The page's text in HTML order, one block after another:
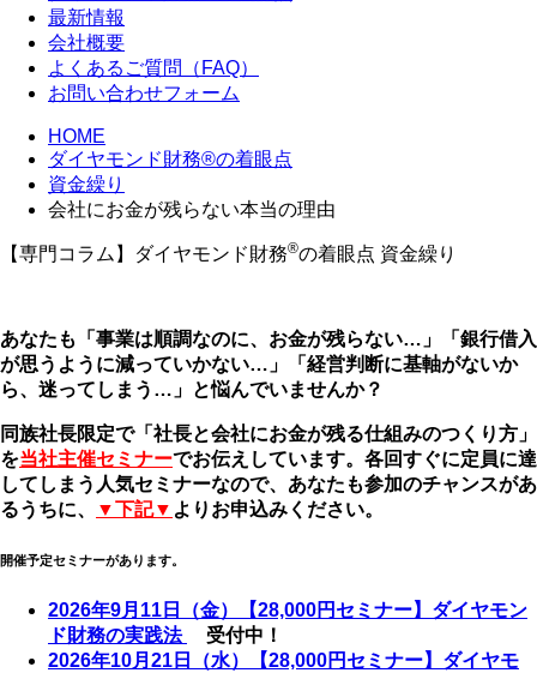
最新情報
会社概要
よくあるご質問（FAQ）
お問い合わせフォーム
HOME
ダイヤモンド財務®の着眼点
資金繰り
会社にお金が残らない本当の理由
【専門コラム】ダイヤモンド財務®の着眼点 資金繰り
あなたも「事業は順調なのに、お金が残らない…」「銀行借入
が思うように減っていかない…」「経営判断に基軸がないか
ら、迷ってしまう…」と悩んでいませんか？
同族社長限定で「社長と会社にお金が残る仕組みのつくり方」
を当社主催セミナーでお伝えしています。各回すぐに定員に達
してしまう人気セミナーなので、あなたも参加のチャンスがあ
るうちに、
▼下記▼ よりお申込みください。
開催予定セミナーがあります。
2026年9月11日（金）【28,000円セミナー】ダイヤモン
ド財務の実践法
受付中！
2026年10月21日（水）【28,000円セミナー】ダイヤモ